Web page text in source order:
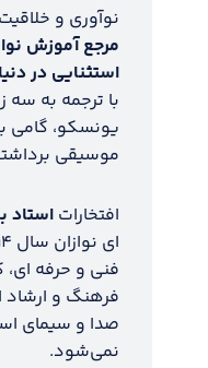
نوآوری و
مرجع آموزش
استثنایی در
با ترجمه به سه
یونسکو، گامی
موسیقی
افتخاراتاستاد
فرهنگ و ارشاد
صدا و سیمای
نمی‌شود.